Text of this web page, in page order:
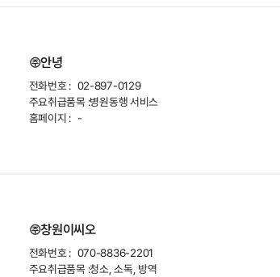
㈜안녕
전화번호 : 02-897-0129
주요취급품목 :병원동행 서비스
홈페이지 : -
㈜창원이씨오
전화번호 : 070-8836-2201
주요취급품목 :청소, 소독, 방역